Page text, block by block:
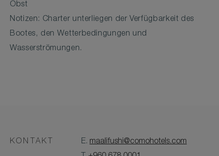
Obst
Notizen: Charter unterliegen der Verfügbarkeit des
Bootes, den Wetterbedingungen und
Wasserströmungen.
KONTAKT E. maalifushi@comohotels.com